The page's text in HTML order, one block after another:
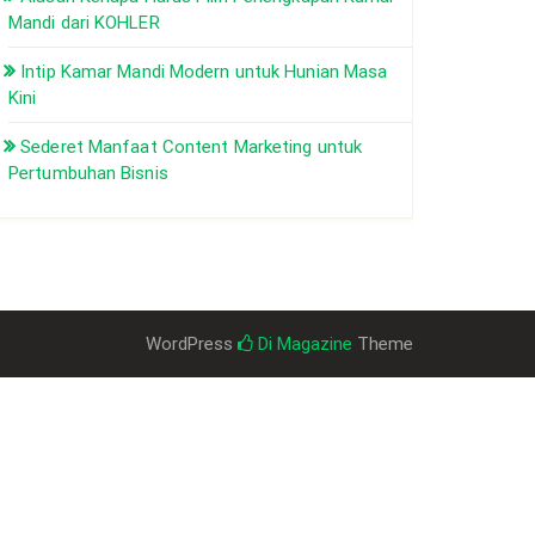
Mandi dari KOHLER
Intip Kamar Mandi Modern untuk Hunian Masa
Kini
Sederet Manfaat Content Marketing untuk
Pertumbuhan Bisnis
WordPress Di Magazine Theme